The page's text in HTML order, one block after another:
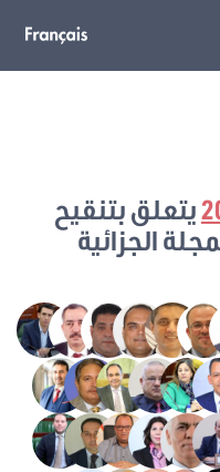
يتعلق بتنقيح